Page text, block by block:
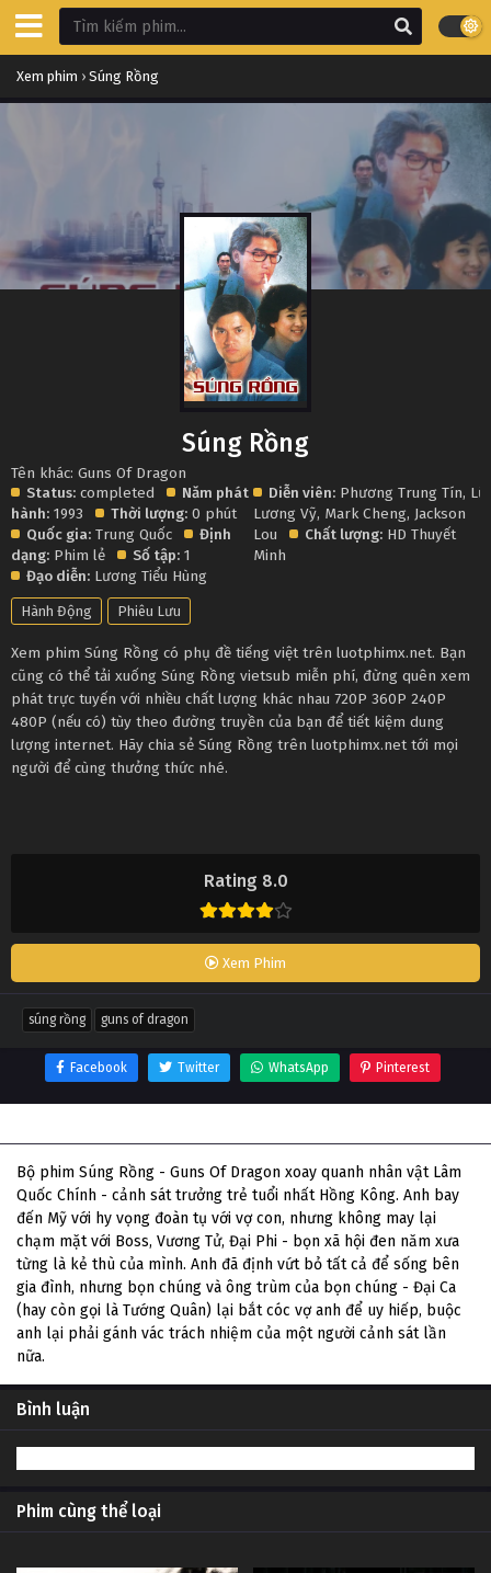
Xem phim › Súng Rồng
Rating 8.0
Xem Phim
Súng Rồng
Tên khác: Guns Of Dragon
Status: completed
Năm phát
hành: 1993 Thời lượng: 0 phút
Quốc gia: Trung Quốc
Định
dạng: Phim lẻ Số tập: 1
Đạo diễn: Lương Tiểu Hùng
Diễn viên: Phương Trung Tín, Lữ
Lương Vỹ, Mark Cheng, Jackson
Lou
Chất lượng:
Minh
Hành Động Phiêu Lưu
Xem phim Súng Rồng có phụ đề tiếng việt trên luotphimx.net. Bạn
cũng có thể tải xuống Súng Rồng vietsub miễn phí, đừng quên xem
phát trực tuyến với nhiều chất lượng khác nhau 720P 360P 240P
480P (nếu có) tùy theo đường truyền của bạn để tiết kiệm dung
lượng internet. Hãy chia sẻ Súng Rồng trên luotphimx.net tới mọi
người để cùng thưởng thức nhé.
súng rồng guns of dragon
Facebook Twitter WhatsApp Pinterest
Bộ phim Súng Rồng - Guns Of Dragon xoay quanh nhân vật Lâm
Quốc Chính - cảnh sát trưởng trẻ tuổi nhất Hồng Kông. Anh bay
đến Mỹ với hy vọng đoàn tụ với vợ con, nhưng không may lại
chạm mặt với Boss, Vương Tử, Đại Phi - bọn xã hội đen năm xưa
từng là kẻ thù của mình. Anh đã định vứt bỏ tất cả để sống bên
gia đình, nhưng bọn chúng và ông trùm của bọn chúng - Đại Ca
(hay còn gọi là Tướng Quân) lại bắt cóc vợ anh để uy hiếp, buộc
anh lại phải gánh vác trách nhiệm của một người cảnh sát lần
nữa.
Bình luận
Phim cùng thể loại